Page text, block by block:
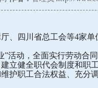
、四川省总工会等4家单
动，全面实行劳动合
立健全职代会制度和职
护职工合法权益、充分